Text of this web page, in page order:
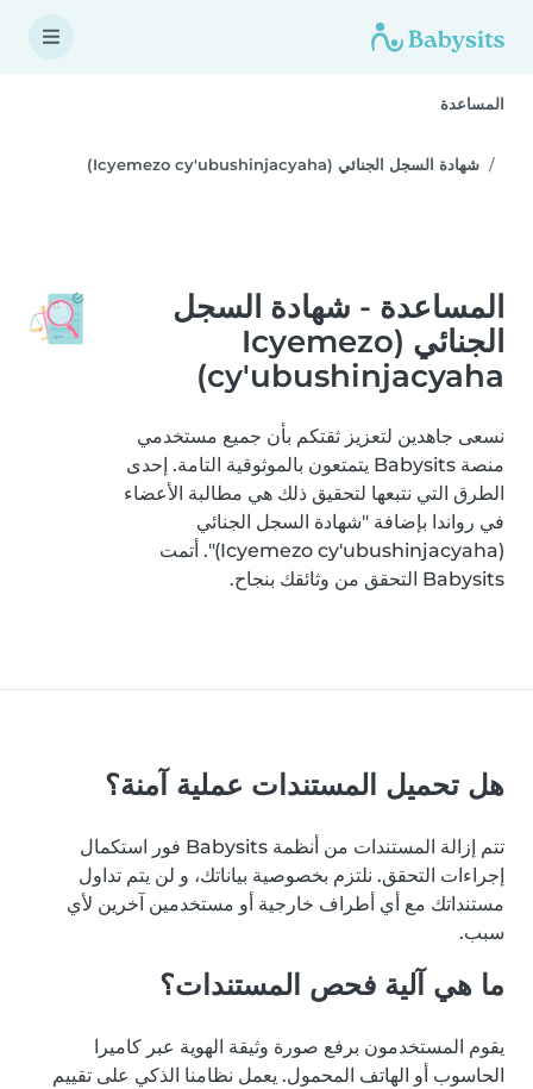
المساعدة
شهادة السجل الجنائي (Icyemezo cy'ubushinjacyaha)
المساعدة - شهادة السجل
الجنائي (Icyemezo
cy'ubushinjacyaha)
نسعى جاهدين لتعزيز ثقتكم بأن جميع مستخدمي
منصة Babysits يتمتعون بالموثوقية التامة. إحدى
الطرق التي نتبعها لتحقيق ذلك هي مطالبة الأعضاء
في رواندا بإضافة "شهادة السجل الجنائي
(Icyemezo cy'ubushinjacyaha)". أتمت
Babysits التحقق من وثائقك بنجاح.
هل تحميل المستندات عملية آمنة؟
تتم إزالة المستندات من أنظمة Babysits فور استكمال
إجراءات التحقق. نلتزم بخصوصية بياناتك، و لن يتم تداول
مستنداتك مع أي أطراف خارجية أو مستخدمين آخرين لأي
سبب.
ما هي آلية فحص المستندات؟
يقوم المستخدمون برفع صورة وثيقة الهوية عبر كاميرا
الحاسوب أو الهاتف المحمول. يعمل نظامنا الذكي على تقييم